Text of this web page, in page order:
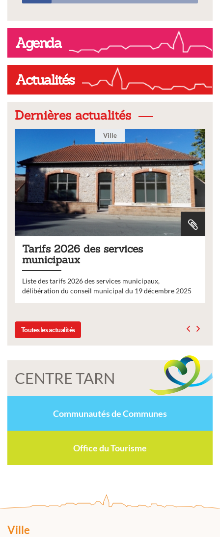
Agenda
Actualités
Dernières actualités
Ville
Tarifs 2026 des services
municipaux
Liste des tarifs 2026 des services municipaux,
délibération du conseil municipal du 19 décembre 2025
Toutes les actualités
CENTRE TARN
Communautés de Communes
Office du Tourisme
Ville